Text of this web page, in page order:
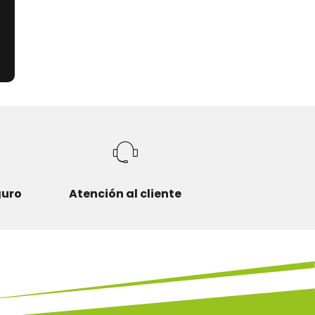
Atención al cliente